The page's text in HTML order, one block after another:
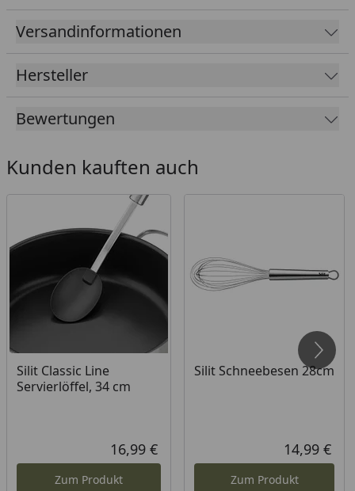
Design mit höchster Funktionalität. Mit besonders
ergonomischen Griffen aus robustem,
sowie einer integrierten Öse zur platzsparenden und
stets griffbereiten Aufbewahrung an einer
Hängeleiste, überzeugen die praktischen Helfer in
alltagstauglich und unkompliziert zur Reinigung in
der Spülmaschine geeignet.
Versandinformationen
Hersteller
Bewertungen
Kunden kauften auch
Silit Classic Line
Servierlöffel, 34 cm
Aktueller Preis
16,99 €
Zum Produkt
Silit Schneebesen 28cm
14,99 €
Zum Produkt